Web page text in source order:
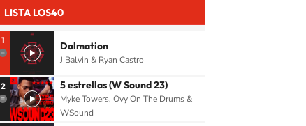
LISTA LOS40
1 Dalmation
J Balvin & Ryan Castro
2 5 estrellas (W Sound 23)
Myke Towers, Ovy On The Drums &
WSound